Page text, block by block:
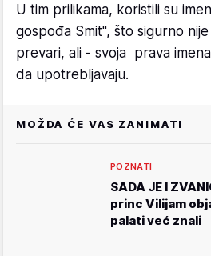
U tim prilikama, koristili su
gospođa Smit", što sigurno
prevari, ali - svoja prava
da upotrebljavaju.
MOŽDA ĆE VAS ZANIMATI
POZNATI
SADA JE I
princ Vilijam
palati već znali